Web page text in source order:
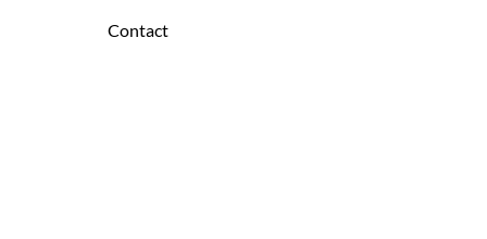
Contact